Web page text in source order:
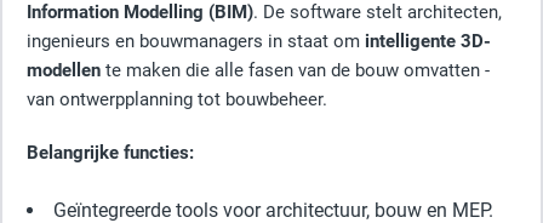
Information Modelling (BIM). De software stelt architecten,
ingenieurs en bouwmanagers in staat om intelligente 3D-
modellen te maken die alle fasen van de bouw omvatten -
van ontwerpplanning tot bouwbeheer.
Belangrijke functies:
Geïntegreerde tools voor architectuur, bouw en MEP.